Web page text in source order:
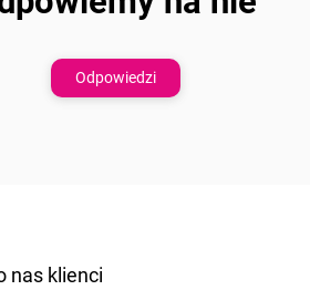
Odpowiedzi